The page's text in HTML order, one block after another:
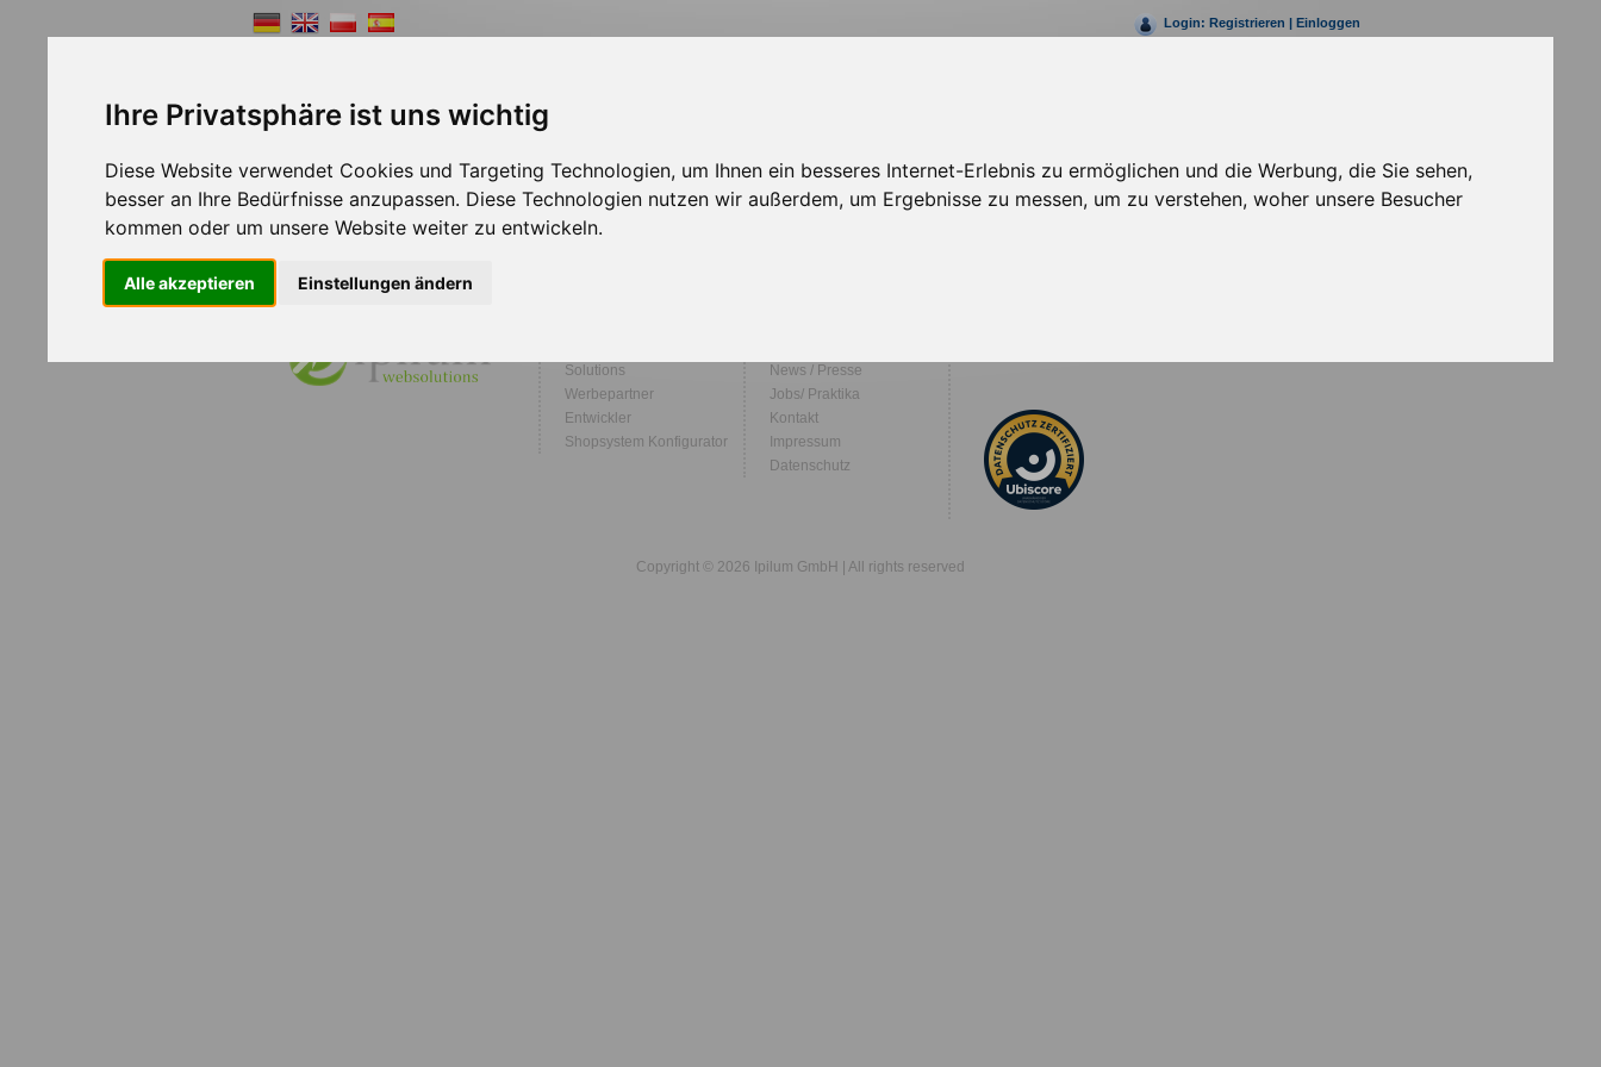
Ihre Privatsphäre ist uns wichtig
Diese Website verwendet Cookies und Targeting Technologien, um Ihnen ein besseres Internet-Erlebnis zu ermöglichen und die Werbung, die Sie sehen,
besser an Ihre Bedürfnisse anzupassen. Diese Technologien nutzen wir außerdem, um Ergebnisse zu messen, um zu verstehen, woher unsere Besucher
kommen oder um unsere Website weiter zu entwickeln.
Alle akzeptieren Einstellungen ändern
Login: Registrieren | Einloggen
Shopsystem Webdesign Solutions Werbepartner
Solutions
Werbepartner
Entwickler
Shopsystem Konfigurator
News / Presse
Jobs/ Praktika
Kontakt
Impressum
Datenschutz
Copyright © 2026 Ipilum GmbH | All rights reserved